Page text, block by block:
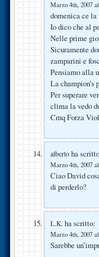
Marzo 4th, 2007
domenica ce la
Io dico che al
Nelle prime
Sicuramente
zamparini e
Pensiamo alla
La
Per superare
clima la vedo
Cmq Forza
alberto ha
Marzo 4th, 2007
Ciao David
di perderlo?
L.K. ha scritto:
Marzo 4th, 2007
Sarebbe